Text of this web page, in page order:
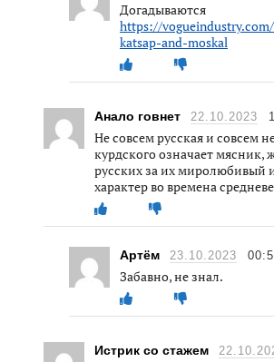
Догадываются
https://
katsap-and-moskal
Анало говнет 22.10.2023
Не совсем русская и совсем
курдского означает мясник,
русских за их миролюбивый
характер во времена
Артём 23.10.2023
Забавно, не знал.
Истрик со стажем